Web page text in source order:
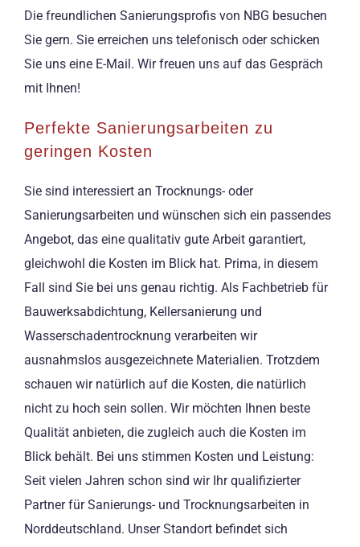
Die freundlichen Sanierungsprofis von NBG besuchen
Sie gern. Sie erreichen uns telefonisch oder schicken
Sie uns eine E-Mail. Wir freuen uns auf das Gespräch
mit Ihnen!
Perfekte Sanierungsarbeiten zu
geringen Kosten
Sie sind interessiert an Trocknungs- oder
Sanierungsarbeiten und wünschen sich ein passendes
Angebot, das eine qualitativ gute Arbeit garantiert,
gleichwohl die Kosten im Blick hat. Prima, in diesem
Fall sind Sie bei uns genau richtig. Als Fachbetrieb für
Bauwerksabdichtung, Kellersanierung und
Wasserschadentrocknung verarbeiten wir
ausnahmslos ausgezeichnete Materialien. Trotzdem
schauen wir natürlich auf die Kosten, die natürlich
nicht zu hoch sein sollen. Wir möchten Ihnen beste
Qualität anbieten, die zugleich auch die Kosten im
Blick behält. Bei uns stimmen Kosten und Leistung:
Seit vielen Jahren schon sind wir Ihr qualifizierter
Partner für Sanierungs- und Trocknungsarbeiten in
Norddeutschland. Unser Standort befindet sich